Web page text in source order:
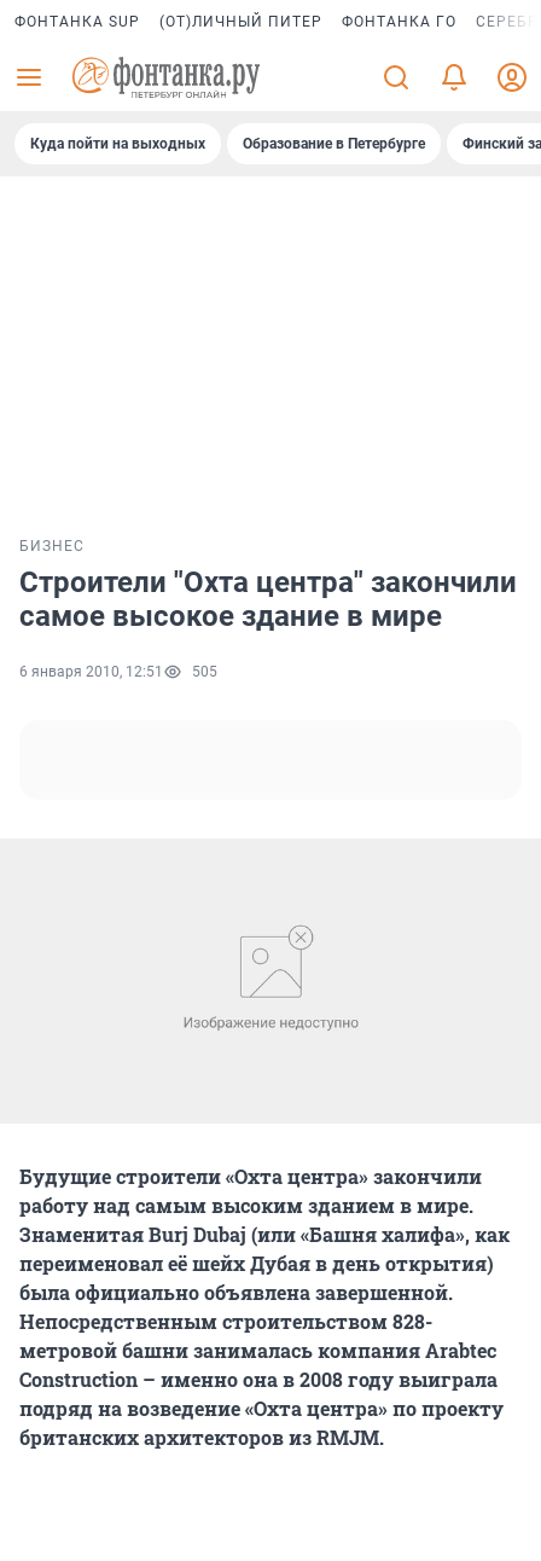
ФОНТАНКА SUP (ОТ)ЛИЧНЫЙ ПИТЕР ФОНТАНКА ГО
Куда пойти на выходных Образование в Петербурге Финский
БИЗНЕС
Строители "Охта центра" закончили
самое высокое здание в мире
6 января 2010, 12:51 505
Будущие строители «Охта центра» закончили
работу над самым высоким зданием в мире.
Знаменитая Burj Dubaj (или «Башня халифа», как
переименовал её шейх Дубая в день открытия)
была официально объявлена завершенной.
Непосредственным строительством 828-
метровой башни занималась компания Arabtec
Construction – именно она в 2008 году выиграла
подряд на возведение «Охта центра» по проекту
британских архитекторов из RMJM.